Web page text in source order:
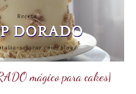
sirve para rellenar tortas, tartas,
y más. Se la puede aromatizar con
mágico para cakes|